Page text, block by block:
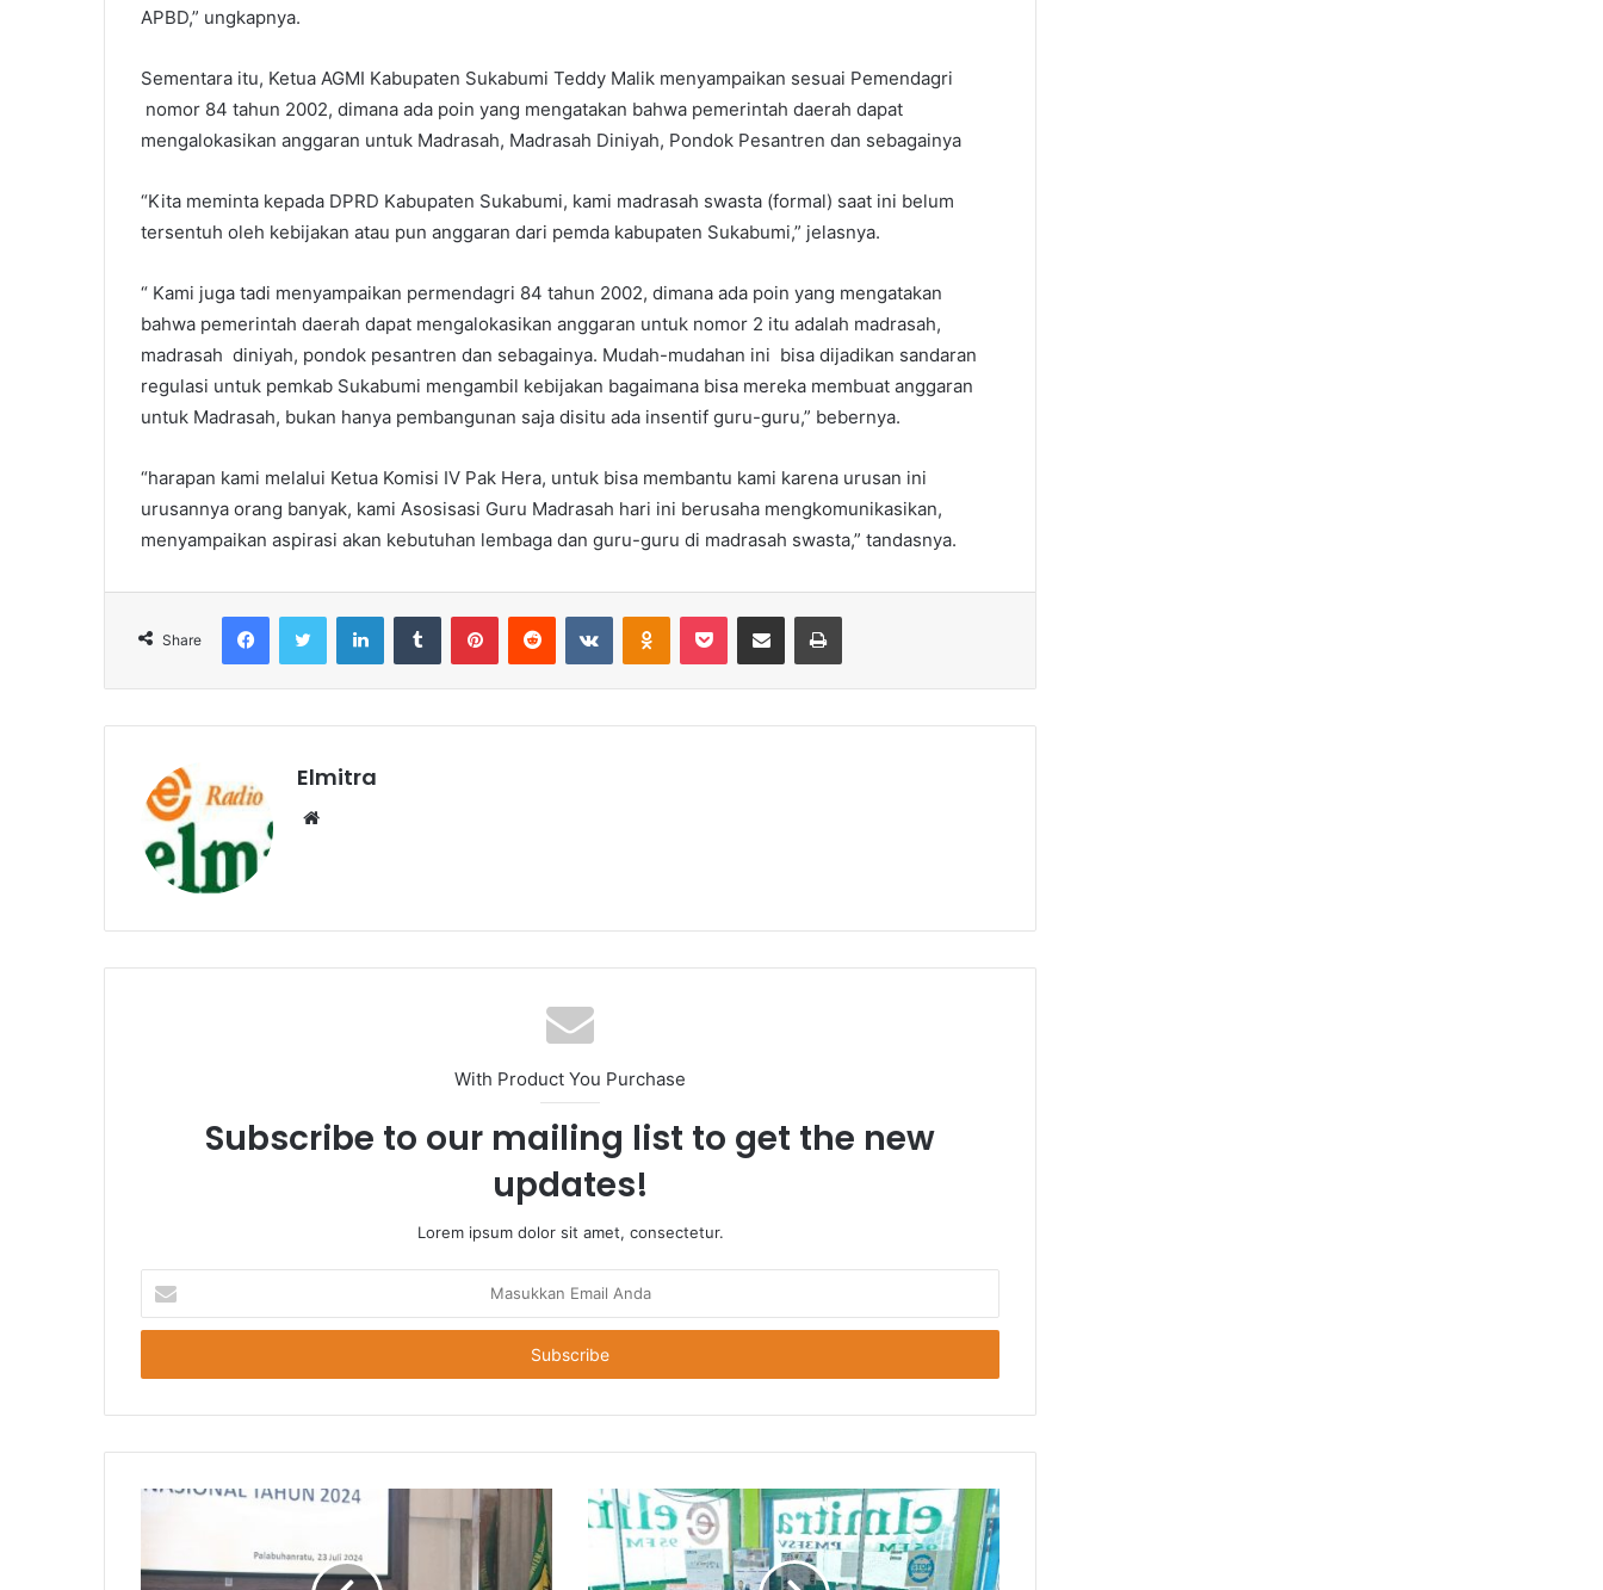
APBD,” ungkapnya.
Sementara itu, Ketua AGMI Kabupaten Sukabumi Teddy Malik menyampaikan sesuai Pemendagri
nomor 84 tahun 2002, dimana ada poin yang mengatakan bahwa pemerintah daerah dapat
mengalokasikan anggaran untuk Madrasah, Madrasah Diniyah, Pondok Pesantren dan sebagainya
“Kita meminta kepada DPRD Kabupaten Sukabumi, kami madrasah swasta (formal) saat ini belum
tersentuh oleh kebijakan atau pun anggaran dari pemda kabupaten Sukabumi,” jelasnya.
“ Kami juga tadi menyampaikan permendagri 84 tahun 2002, dimana ada poin yang mengatakan
bahwa pemerintah daerah dapat mengalokasikan anggaran untuk nomor 2 itu adalah madrasah,
madrasah diniyah, pondok pesantren dan sebagainya. Mudah-mudahan ini bisa dijadikan sandaran
regulasi untuk pemkab Sukabumi mengambil kebijakan bagaimana bisa mereka membuat anggaran
untuk Madrasah, bukan hanya pembangunan saja disitu ada insentif guru-guru,” bebernya.
“harapan kami melalui Ketua Komisi IV Pak Hera, untuk bisa membantu kami karena urusan ini
urusannya orang banyak, kami Asosisasi Guru Madrasah hari ini berusaha mengkomunikasikan,
menyampaikan aspirasi akan kebutuhan lembaga dan guru-guru di madrasah swasta,” tandasnya.
Share
FacebookTwitter LinkedInTumblr PinterestReddit VKontakteOdnoklassniki
Pocket Share via Email Print
Elmitra
Website
With Product You Purchase
Subscribe to our mailing list to get the new
updates!
Lorem ipsum dolor sit amet, consectetur.
Email
Anda